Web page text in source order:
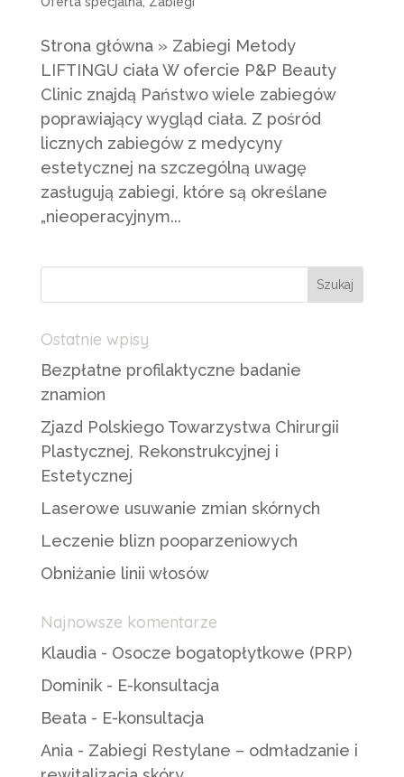
Strona główna » Zabiegi Metody
LIFTINGU ciała W ofercie P&P Beauty
Clinic znajdą Państwo wiele zabiegów
poprawiający wygląd ciała. Z pośród
licznych zabiegów z medycyny
estetycznej na szczególną uwagę
zasługują zabiegi, które są określane
„nieoperacyjnym...
Ostatnie wpisy
Bezpłatne profilaktyczne badanie
znamion
Zjazd Polskiego Towarzystwa Chirurgii
Plastycznej, Rekonstrukcyjnej i
Estetycznej
Laserowe usuwanie zmian skórnych
Leczenie blizn pooparzeniowych
Obniżanie linii włosów
Najnowsze komentarze
Klaudia- Osocze bogatopłytkowe (PRP)
Dominik- E-konsultacja
Beata- E-konsultacja
Ania- Zabiegi Restylane – odmładzanie i